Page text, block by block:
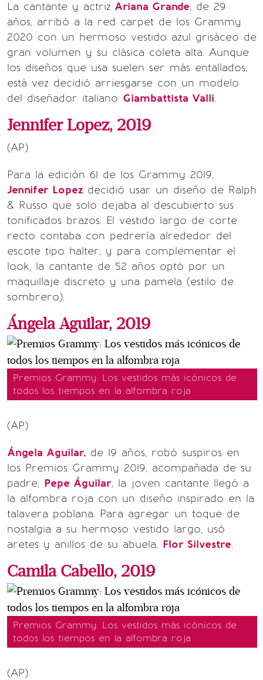
La cantante y actriz Ariana Grande, de 29
años, arribó a la red carpet de los Grammy
2020 con un hermoso vestido azul grisáceo de
gran volumen y su clásica coleta alta. Aunque
los diseños que usa suelen ser más entallados,
está vez decidió arriesgarse con un modelo
del diseñador italiano Giambattista Valli.
Jennifer Lopez, 2019
(AP)
Para la edición 61 de los Grammy 2019,
Jennifer Lopez decidió usar un diseño de Ralph
& Russo que solo dejaba al descubierto sus
tonificados brazos. El vestido largo de corte
recto contaba con pedrería alrededor del
escote tipo halter; y para complementar el
look, la cantante de 52 años optó por un
maquillaje discreto y una pamela (estilo de
sombrero).
Ángela Aguilar, 2019
Premios Grammy: Los vestidos más icónicos de
todos los tiempos en la alfombra roja
(AP)
Ángela Aguilar, de 19 años, robó suspiros en
los Premios Grammy 2019, acompañada de su
padre, Pepe Águilar, la joven cantante llegó a
la alfombra roja con un diseño inspirado en la
talavera poblana. Para agregar un toque de
nostalgia a su hermoso vestido largo, usó
aretes y anillos de su abuela, Flor Silvestre.
Camila Cabello, 2019
Premios Grammy: Los vestidos más icónicos de
todos los tiempos en la alfombra roja
(AP)